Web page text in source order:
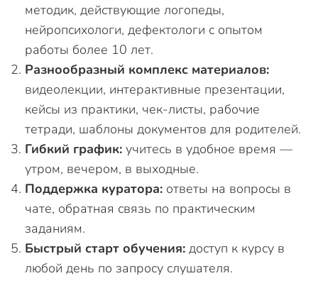
методик, действующие логопеды,
нейропсихологи, дефектологи с опытом
работы более 10 лет.
Разнообразный комплекс материалов:
видеолекции, интерактивные презентации,
кейсы из практики, чек-листы, рабочие
тетради, шаблоны документов для родителей.
Гибкий график: учитесь в удобное время —
утром, вечером, в выходные.
Поддержка куратора: ответы на вопросы в
чате, обратная связь по практическим
заданиям.
Быстрый старт обучения: доступ к курсу в
любой день по запросу слушателя.